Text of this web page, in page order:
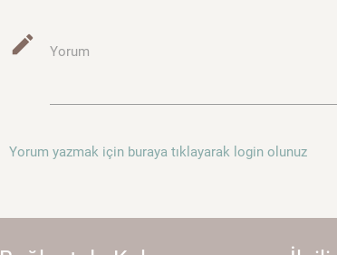
mode_edit Yorum
Yorum yazmak için buraya tıklayarak login olunuz